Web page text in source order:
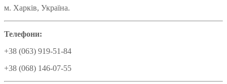
м. Харків, Україна.
Телефони:
+38 (063) 919-51-84
+38 (068) 146-07-55